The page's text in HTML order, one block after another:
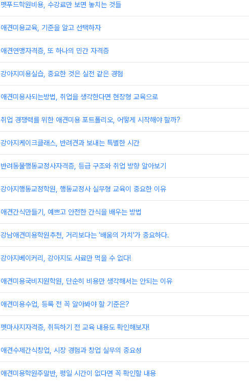
펫푸드학원비용, 수강료만 보면 놓치는 것들
애견미용교육, 기준을 알고 선택하자
애견연맹자격증, 또 하나의 민간 자격증
강아지미용실습, 중요한 것은 실전 같은 경험
애견미용사되는방법, 취업을 생각한다면 현장형 교육으로
취업 경쟁력를 위한 애견미용 포트폴리오, 어떻게 시작해야 할까?
강아지케이크클래스, 반려견과 보내는 특별한 시간
반려동물행동교정사자격증, 등급 구조와 취업 방향 알아보기
강아지행동교정학원, 행동교정사 실무형 교육이 중요한 이유
애견간식만들기, 예쁘고 안전한 간식을 배우는 방법
강남애견미용학원추천, 거리보다는 '배움의 가치'가 중요하다.
강아지베이커리, 강아지도 사료만 먹을 수 없다!
애견미용국비지원학원, 단순히 비용만 생각해서는 안되는 이유
애견미용수업, 등록 전 꼭 알아봐야 할 기준은?
펫마사지자격증, 취득하기 전 교육 내용도 확인해보자!
애견수제간식창업, 시장 경험과 창업 실무의 중요성
애견미용학원주말반, 평일 시간이 없다면 꼭 확인할 내용